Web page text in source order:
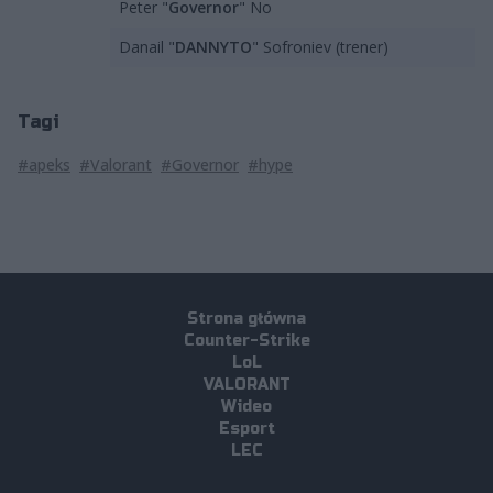
Peter "Governor" No
Danail "DANNYTO" Sofroniev (trener)
Tagi
#apeks #Valorant #Governor #hype
Strona główna
Counter-Strike
LoL
VALORANT
Wideo
Esport
LEC